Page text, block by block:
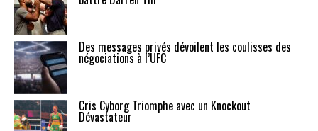
Des messages privés dévoilent les coulisses des
négociations à l’UFC
Cris Cyborg Triomphe avec un Knockout
Dévastateur